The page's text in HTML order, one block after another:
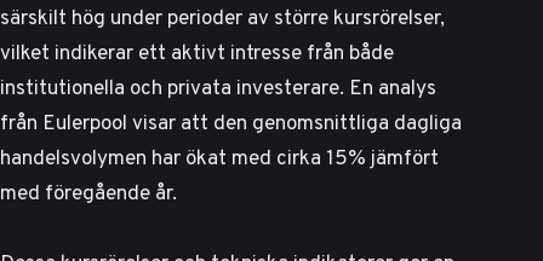
särskilt hög under perioder av större kursrörelser,
vilket indikerar ett aktivt intresse från både
institutionella och privata investerare. En analys
från Eulerpoolvisar att den genomsnittliga dagliga
handelsvolymen har ökat med cirka 15% jämfört
med föregående år.